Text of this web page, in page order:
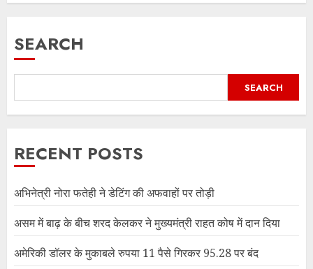
SEARCH
SEARCH
RECENT POSTS
अभिनेत्री नोरा फतेही ने डेटिंग की अफवाहों पर तोड़ी
असम में बाढ़ के बीच शरद केलकर ने मुख्यमंत्री राहत कोष में दान दिया
अमेरिकी डॉलर के मुकाबले रुपया 11 पैसे गिरकर 95.28 पर बंद